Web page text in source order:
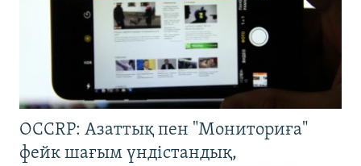
OCCRP: Азаттық пен "Мониториға"
фейк шағым үндістандық,